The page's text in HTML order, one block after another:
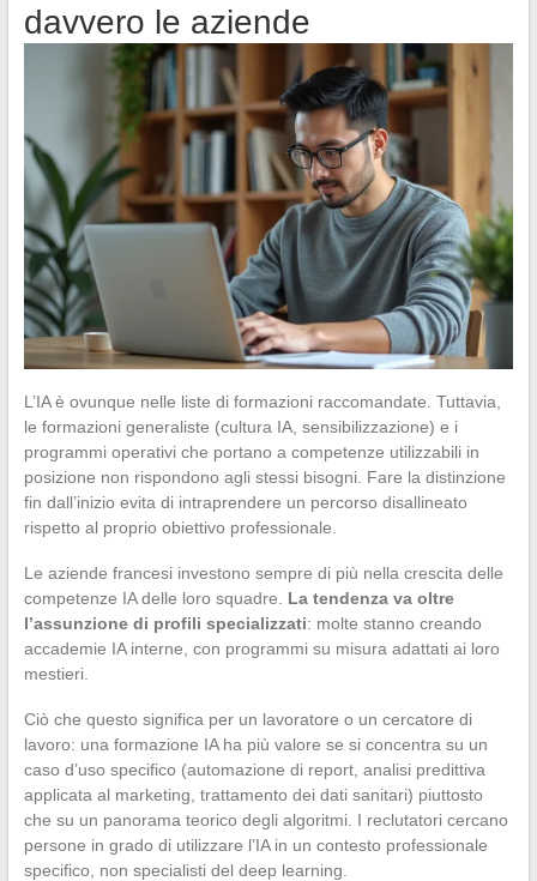
davvero le aziende
L’IA è ovunque nelle liste di formazioni raccomandate. Tuttavia,
le formazioni generaliste (cultura IA, sensibilizzazione) e i
programmi operativi che portano a competenze utilizzabili in
posizione non rispondono agli stessi bisogni. Fare la distinzione
fin dall’inizio evita di intraprendere un percorso disallineato
rispetto al proprio obiettivo professionale.
Le aziende francesi investono sempre di più nella crescita delle
competenze IA delle loro squadre. La tendenza va oltre
l’assunzione di profili specializzati: molte stanno creando
accademie IA interne, con programmi su misura adattati ai loro
mestieri.
Ciò che questo significa per un lavoratore o un cercatore di
lavoro: una formazione IA ha più valore se si concentra su un
caso d’uso specifico (automazione di report, analisi predittiva
applicata al marketing, trattamento dei dati sanitari) piuttosto
che su un panorama teorico degli algoritmi. I reclutatori cercano
persone in grado di utilizzare l’IA in un contesto professionale
specifico, non specialisti del deep learning.